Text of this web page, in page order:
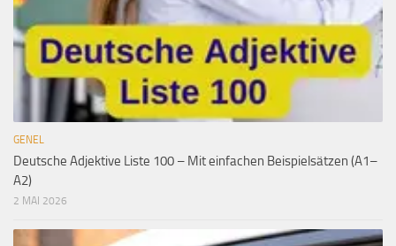
GENEL
Deutsche Adjektive Liste 100 – Mit einfachen Beispielsätzen (A1–
A2)
2 MAI 2026